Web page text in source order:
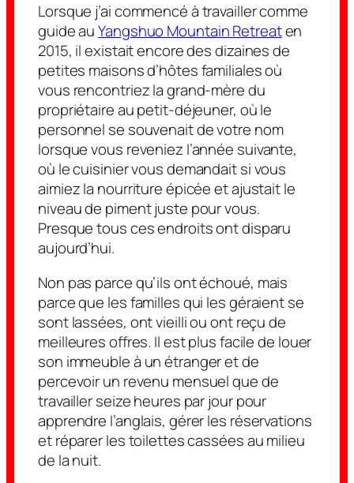
Lorsque j’ai commencé à travailler comme
guide auYangshuo Mountain Retreaten
2015, il existait encore des dizaines de
petites maisons d’hôtes familiales où
vous rencontriez la grand-mère du
propriétaire au petit-déjeuner, où le
personnel se souvenait de votre nom
lorsque vous reveniez l’année suivante,
où le cuisinier vous demandait si vous
aimiez la nourriture épicée et ajustait le
niveau de piment juste pour vous.
Presque tous ces endroits ont disparu
aujourd’hui.
Non pas parce qu’ils ont échoué, mais
parce que les familles qui les géraient se
sont lassées, ont vieilli ou ont reçu de
meilleures offres. Il est plus facile de louer
son immeuble à un étranger et de
percevoir un revenu mensuel que de
travailler seize heures par jour pour
apprendre l’anglais, gérer les réservations
et réparer les toilettes cassées au milieu
de la nuit.